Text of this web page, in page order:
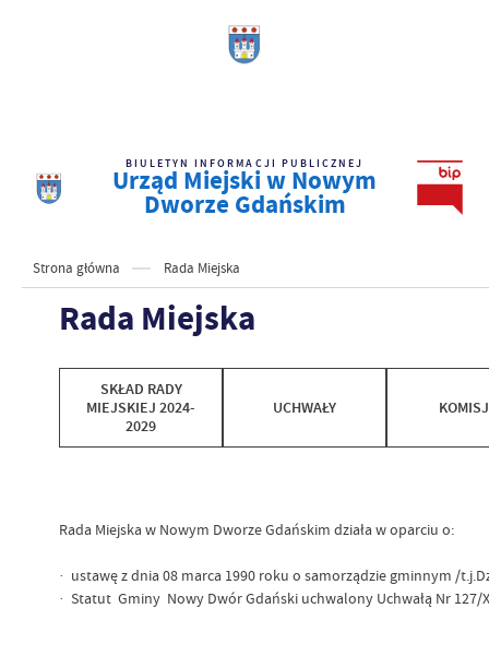
BIULETYN INFORMACJI PUBLICZNEJ
Urząd Miejski w Nowym
Dworze Gdańskim
Strona główna Rada Miejska
Rada Miejska
SKŁAD RADY
MIEJSKIEJ 2024-
2029
UCHWAŁY
Rada Miejska w Nowym Dworze Gdańskim działa w oparciu o:
· ustawę z dnia 08 marca 1990 roku o samorządzie gminnym /
· Statut Gminy Nowy Dwór Gdański uchwalony Uchwałą Nr 127/